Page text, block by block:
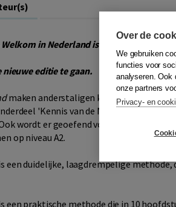
in Nederland is verschenen.
editie te gaan.
maken anderstaligen kennis met de
'Kennis van de Nederlandse
wordt er geoefend voor de onderdelen
op niveau A2.
een duidelijke, laagdrempelige methode,
een praktische methode die in 10
Over de
We gebruiken
functies voor
analyseren. Ook
onze partners
Privacy- en